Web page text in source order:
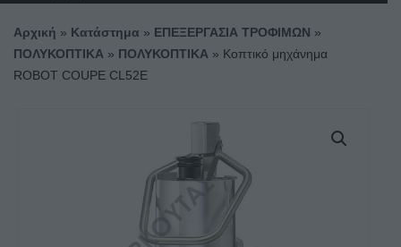
Αρχική » Κατάστημα » ΕΠΕΞΕΡΓΑΣΙΑ ΤΡΟΦΙΜΩΝ »
ΠΟΛΥΚΟΠΤΙΚΑ » ΠΟΛΥΚΟΠΤΙΚΑ » Κοπτικό μηχάνημα
ROBOT COUPE CL52E